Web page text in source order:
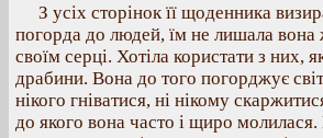
З усіх сторінок її щоденника
погорда до людей, їм не лишала вона
своїм серці. Хотіла користати з них,
драбини. Вона до того погорджує
нікого гніватися, ні нікому
до якого вона часто і щиро